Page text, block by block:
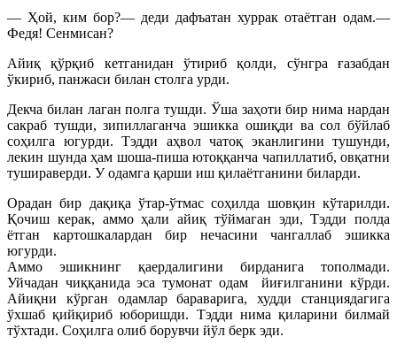
— Ҳой, ким бор?— деди дафъатан хуррак отаётган одам.—
Федя! Сенмисан?
Айиқ қўрқиб кетганидан ўтириб қолди, сўнгра ғазабдан
ўкириб, панжаси билан столга урди.
Декча билан лаган полга тушди. Ўша заҳоти бир нима нардан
сакраб тушди, зипиллаганча эшикка ошиқди ва сол бўйлаб
соҳилга югурди. Тэдди аҳвол чатоқ эканлигини тушунди,
лекин шунда ҳам шоша-пиша ютоққанча чапиллатиб, овқатни
тушираверди. У одамга қарши иш қилаётганини биларди.
Орадан бир дақиқа ўтар-ўтмас соҳилда шовқин кўтарилди.
Қочиш керак, аммо ҳали айиқ тўймаган эди, Тэдди полда
ётган картошкалардан бир нечасини чангаллаб эшикка
югурди.
Аммо эшикнинг қаердалигини бирданига тополмади.
Уйчадан чиққанида эса тумонат одам йиғилганини кўрди.
Айиқни кўрган одамлар бараварига, худди станциядагига
ўхшаб қийқириб юборишди. Тэдди нима қиларини билмай
тўхтади. Соҳилга олиб борувчи йўл берк эди.